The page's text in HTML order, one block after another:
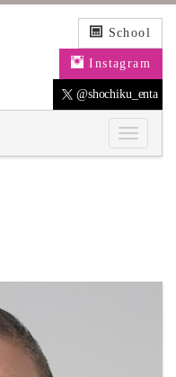
School
Instagram
@shochiku_enta